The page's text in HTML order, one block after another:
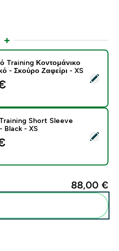
Ανδρικό Training
Training Κοντομάνικο
- Σκούρο Ζαφείρι - XS
Men's Training Short Sleeve
Short Sleeve
Black - XS
88,00 €‎